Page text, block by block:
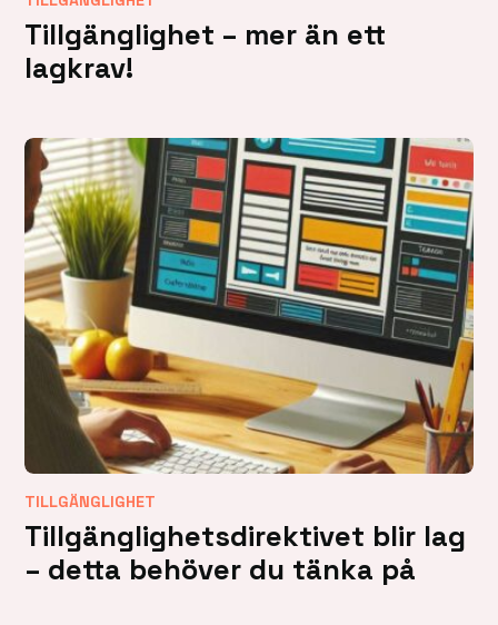
Tillgänglighet – mer än ett
lagkrav!
TILLGÄNGLIGHET
Tillgänglighetsdirektivet blir lag
– detta behöver du tänka på